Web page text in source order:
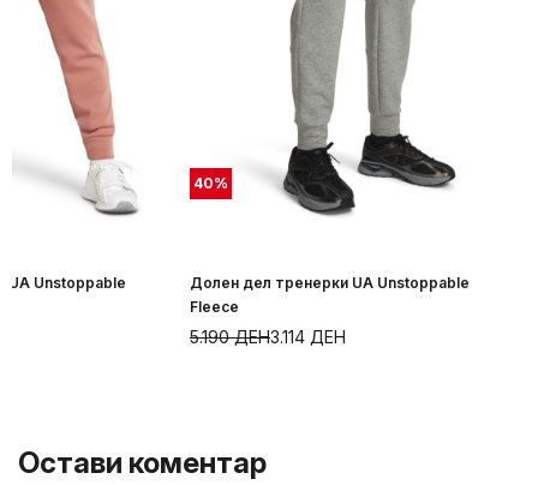
UA Unstoppable
40%
Долен дел тренерки UA Unstoppable
Fleece
3.114 ДЕН
5.190ДЕН
Остави коментар